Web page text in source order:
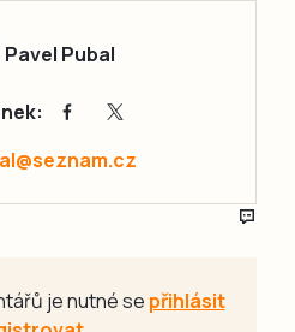
Pavel Pubal
je nutné se přihlásit